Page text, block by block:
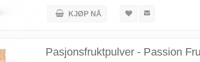
KJØP NÅ
Pasjonsfruktpulver - Passion